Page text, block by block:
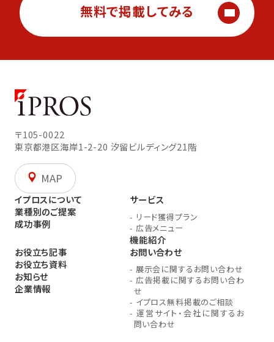
無料で掲載してみる
〒105-0022
東京都港区海岸1-2-20 汐留ビルディング21階
MAP
イプロスについて
業種別のご提案
成功事例
サービス
- リード獲得プラン
- 広告メニュー
機能紹介
お役立ち記事
お役立ち資料
お知らせ
企業情報
お問い合わせ
- 展示会に関するお問い合わせ
- 広告掲載に関するお問い合わ
せ
- イプロス無料掲載のご相談
- 運営サイト・会社に関するお
問い合わせ